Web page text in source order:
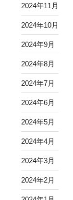
2024年11月
2024年10月
2024年9月
2024年8月
2024年7月
2024年6月
2024年5月
2024年4月
2024年3月
2024年2月